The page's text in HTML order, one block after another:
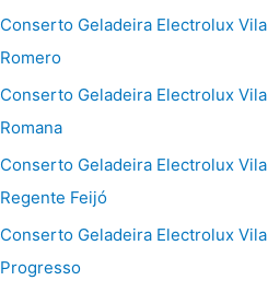
Conserto Geladeira Electrolux Vila
Romero
Conserto Geladeira Electrolux Vila
Romana
Conserto Geladeira Electrolux Vila
Regente Feijó
Conserto Geladeira Electrolux Vila
Progresso